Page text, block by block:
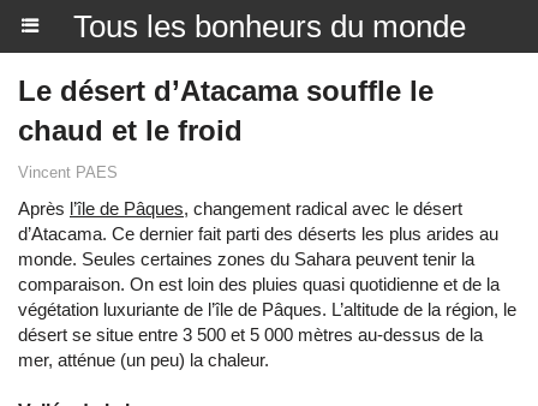
Tous les bonheurs du monde
Le désert d’Atacama souffle le
chaud et le froid
Vincent PAES
Après l’île de Pâques, changement radical avec le désert
d’Atacama. Ce dernier fait parti des déserts les plus arides au
monde. Seules certaines zones du Sahara peuvent tenir la
comparaison. On est loin des pluies quasi quotidienne et de la
végétation luxuriante de l’île de Pâques. L’altitude de la région, le
désert se situe entre 3 500 et 5 000 mètres au-dessus de la
mer, atténue (un peu) la chaleur.